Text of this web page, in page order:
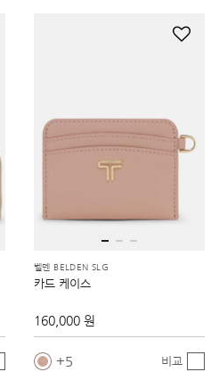
벨덴 BELDEN SLG
카드 케이스
160,000 원
5 비교